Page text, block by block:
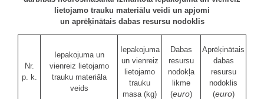
lietojamo trauku materiālu veidi un apjomi
un aprēķinātais dabas resursu nodoklis
Nr.
p. k.
Iepakojuma un
vienreiz lietojamo
trauku materiāla
veids
Iepakojuma
un vienreiz
lietojamo
trauku
masa (kg)
Dabas
resursu
nodokļa
likme
(euro)
Aprēķinātais
dabas
resursu
nodoklis
(euro)